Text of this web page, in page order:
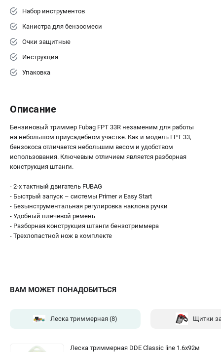
ВАМ МОЖЕТ ПОНАДОБИТЬСЯ
Леска триммерная (8) Щитки
Леска триммерная DDE Classic line 1.6x92м
Набор инструментов
Канистра для бензосмеси
Очки защитные
Инструкция
Упаковка
Описание
Бензиновый триммер Fubag FPT 33R незаменим для работы
на небольшом приусадебном участке. Как и модель FPT 33,
бензокоса отличается небольшим весом и удобством
использования. Ключевым отличием является разборная
конструкция штанги.
- 2-х тактный двигатель FUBAG
- Быстрый запуск – системы Primer и Easy Start
- Безынструментальная регулировка наклона ручки
- Удобный плечевой ремень
- Разборная конструкция штанги бензотриммера
- Трехлопастной нож в комплекте